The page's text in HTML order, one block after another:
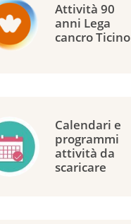
Attività 90
anni Lega
cancro Ticino
Calendari e
programmi
attività da
scaricare